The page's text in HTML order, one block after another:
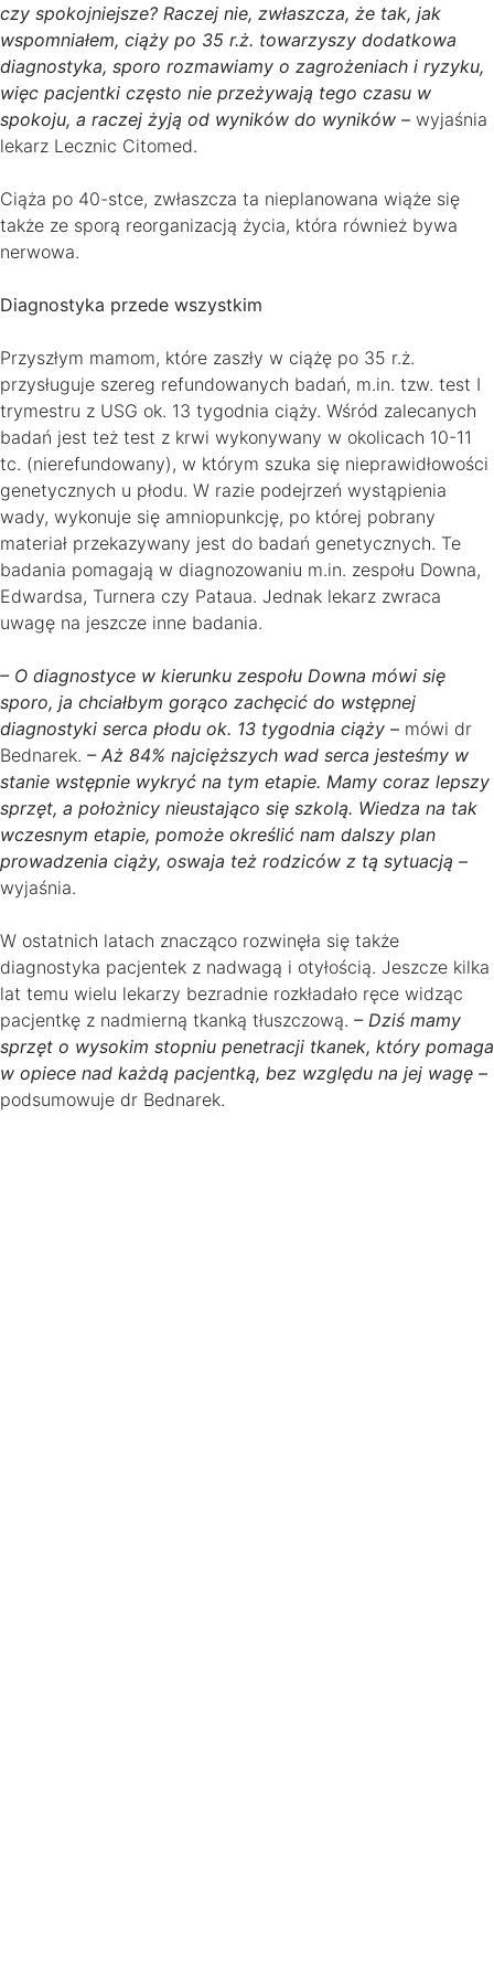
czy spokojniejsze? Raczej nie, zwłaszcza, że tak, jak
wspomniałem, ciąży po 35 r.ż. towarzyszy dodatkowa
diagnostyka, sporo rozmawiamy o zagrożeniach i ryzyku,
więc pacjentki często nie przeżywają tego czasu w
spokoju, a raczej żyją od wyników do wyników – wyjaśnia
lekarz Lecznic Citomed.
Ciąża po 40-stce, zwłaszcza ta nieplanowana wiąże się
także ze sporą reorganizacją życia, która również bywa
nerwowa.
Diagnostyka przede wszystkim
Przyszłym mamom, które zaszły w ciążę po 35 r.ż.
przysługuje szereg refundowanych badań, m.in. tzw. test I
trymestru z USG ok. 13 tygodnia ciąży. Wśród zalecanych
badań jest też test z krwi wykonywany w okolicach 10-11
tc. (nierefundowany), w którym szuka się nieprawidłowości
genetycznych u płodu. W razie podejrzeń wystąpienia
wady, wykonuje się amniopunkcję, po której pobrany
materiał przekazywany jest do badań genetycznych. Te
badania pomagają w diagnozowaniu m.in. zespołu Downa,
Edwardsa, Turnera czy Pataua. Jednak lekarz zwraca
uwagę na jeszcze inne badania.
– O diagnostyce w kierunku zespołu Downa mówi się
sporo, ja chciałbym gorąco zachęcić do wstępnej
diagnostyki serca płodu ok. 13 tygodnia ciąży – mówi dr
Bednarek. – Aż 84% najcięższych wad serca jesteśmy w
stanie wstępnie wykryć na tym etapie. Mamy coraz lepszy
sprzęt, a położnicy nieustająco się szkolą. Wiedza na tak
wczesnym etapie, pomoże określić nam dalszy plan
prowadzenia ciąży, oswaja też rodziców z tą sytuacją –
wyjaśnia.
W ostatnich latach znacząco rozwinęła się także
diagnostyka pacjentek z nadwagą i otyłością. Jeszcze kilka
lat temu wielu lekarzy bezradnie rozkładało ręce widząc
pacjentkę z nadmierną tkanką tłuszczową. – Dziś mamy
sprzęt o wysokim stopniu penetracji tkanek, który pomaga
w opiece nad każdą pacjentką, bez względu na jej wagę –
podsumowuje dr Bednarek.